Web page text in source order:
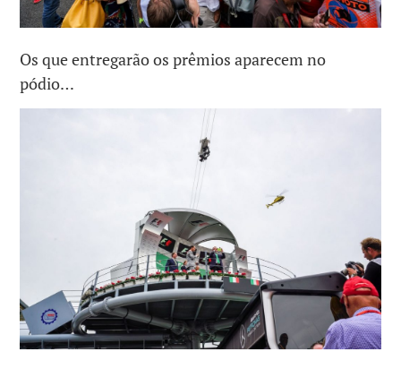
Os que entregarão os prêmios aparecem no
pódio…